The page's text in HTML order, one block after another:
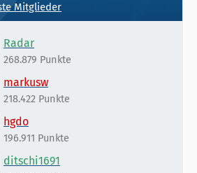
Mitglieder
Radar
268.879 Punkte
markusw
218.422 Punkte
hgdo
196.911 Punkte
ditschi1691